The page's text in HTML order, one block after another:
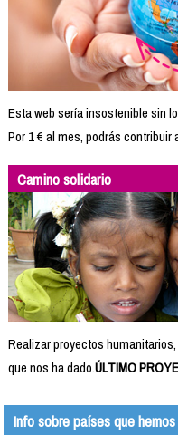
Esta web sería insostenible sin
Por 1 € al mes, podrás
Camino solidario
Realizar proyectos
que nos ha dado.ÚLTIMO
Info sobre países que